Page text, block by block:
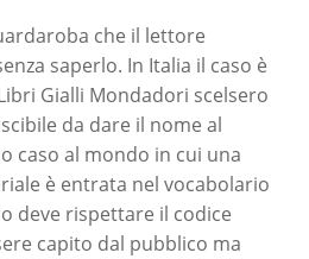
che il lettore
saperlo. In Italia il caso è
Gialli Mondadori scelsero
da dare il nome al
caso al mondo in cui una
è entrata nel vocabolario
deve rispettare il codice
capito dal pubblico ma